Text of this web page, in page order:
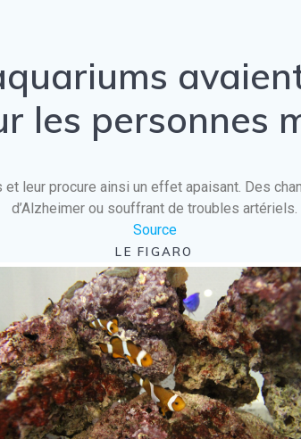
les personnes
leur procure ainsi un effet apaisant. Des
d’Alzheimer ou souffrant de troubles artériels.
Source
LE FIGARO